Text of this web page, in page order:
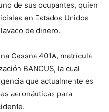
de sus ocupantes, quien
en Estados Unidos
de dinero.
Cessna 401A, matrícula
BANCUS, la cual
que actualmente es
aeronáuticas para